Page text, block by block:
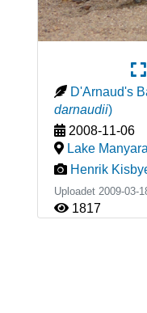
D'Arnaud's
darnaudii)
2008-11-06
Lake Manyara
Henrik
Uploadet 2009-03-
1817